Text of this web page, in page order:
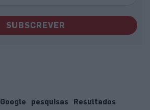
SUBSCREVER
Google pesquisas Resultados